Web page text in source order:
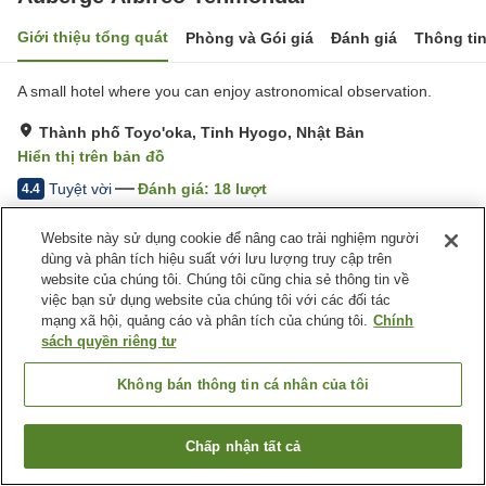
Giới thiệu tổng quát Phòng và Gói giá Đánh giá Thông
A small hotel where you can enjoy astronomical observation.
Thành phố Toyo'oka, Tỉnh Hyogo, Nhật Bản
Hiển thị trên bản đồ
4.4 Tuyệt vời Đánh giá: 18 lượt
Tiện nghi chỗ nghỉ
Bãi đỗ xe
Cafe
Máy bán hàng tự động
Phòng họp
Trang chủ Nhật Bản Tỉnh Hyogo
Thành phố Toyo'oka
Auberge Albireo Tenmondai
Tìm phòng trống
Website này sử dụng cookie để nâng cao trải nghiệm người
dùng và phân tích hiệu suất với lưu lượng truy cập trên
website của chúng tôi. Chúng tôi cũng chia sẻ thông tin về
việc bạn sử dụng website của chúng tôi với các đối tác
mạng xã hội, quảng cáo và phân tích của chúng tôi. Chính
sách quyền riêng tư
Không bán thông tin cá nhân của tôi
Chấp nhận tất cả